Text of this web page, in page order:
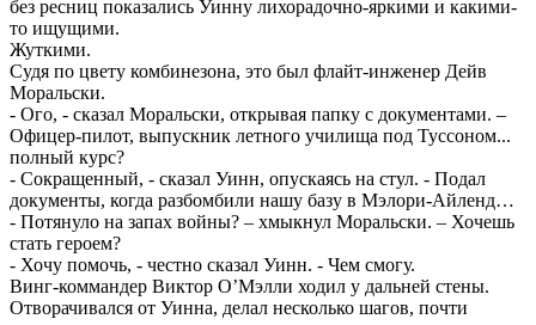
без ресниц показались Уинну лихорадочно-яркими и какими-
то ищущими.
Жуткими.
Судя по цвету комбинезона, это был флайт-инженер Дейв
Моральски.
- Ого, - сказал Моральски, открывая папку с документами. –
Офицер-пилот, выпускник летного училища под Туссоном...
полный курс?
- Сокращенный, - сказал Уинн, опускаясь на стул. - Подал
документы, когда разбомбили нашу базу в Мэлори-Айленд…
- Потянуло на запах войны? – хмыкнул Моральски. – Хочешь
стать героем?
- Хочу помочь, - честно сказал Уинн. - Чем смогу.
Винг-коммандер Виктор О’Мэлли ходил у дальней стены.
Отворачивался от Уинна, делал несколько шагов, почти